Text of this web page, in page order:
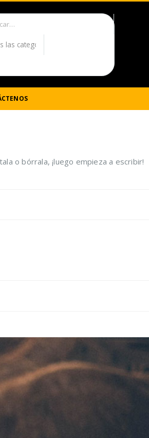
o bórrala, ¡luego empieza a escribir!